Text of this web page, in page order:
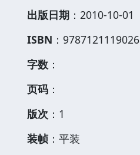
出版日期 ：2010-10-01
ISBN ：9787121119026
字数 ：
页码 ：
版次 ：1
装帧 ：平装